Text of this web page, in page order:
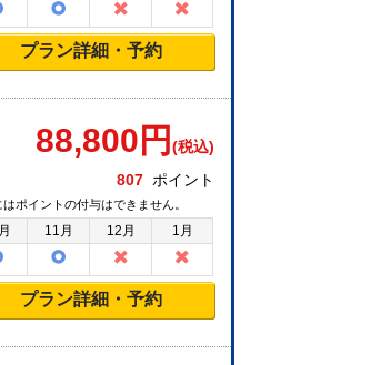
プラン詳細・予約
88,800 円 (税込)
807 ポイント
ポイントの付与はできません。
11月 12月 1月
プラン詳細・予約